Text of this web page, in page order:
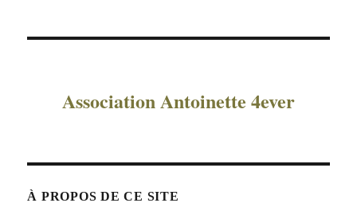
Association Antoinette 4ever
À PROPOS DE CE SITE